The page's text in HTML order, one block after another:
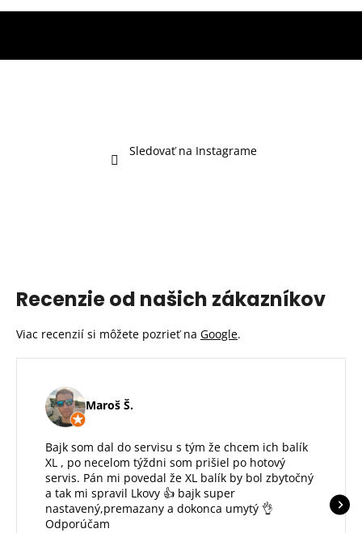
Sledovať na Instagrame
Recenzie od našich zákazníkov
Viac recenzií si môžete pozrieť na Google.
Maroš Š.
Bajk som dal do servisu s tým že chcem ich balík
XL , po necelom týždni som prišiel po hotový
servis. Pán mi povedal že XL balík by bol zbytočný
a tak mi spravil Lkovy 👍 bajk super
nastavený,premazany a dokonca umytý 👌
Odporúčam